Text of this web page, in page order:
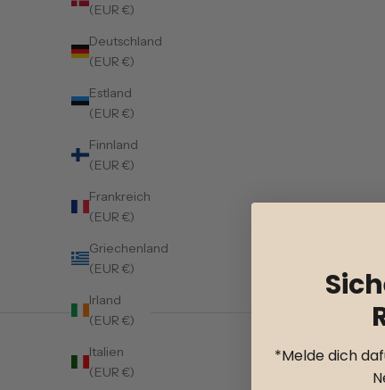
(EUR €)
Deutschland
(EUR €)
Estland
(EUR €)
Finnland
(EUR €)
Frankreich
(EUR €)
Griechenland
(EUR €)
Irland
(EUR €)
Italien
(EUR €)
Außerdem
werden und
bestimmte
gewonnen
*Melde dich